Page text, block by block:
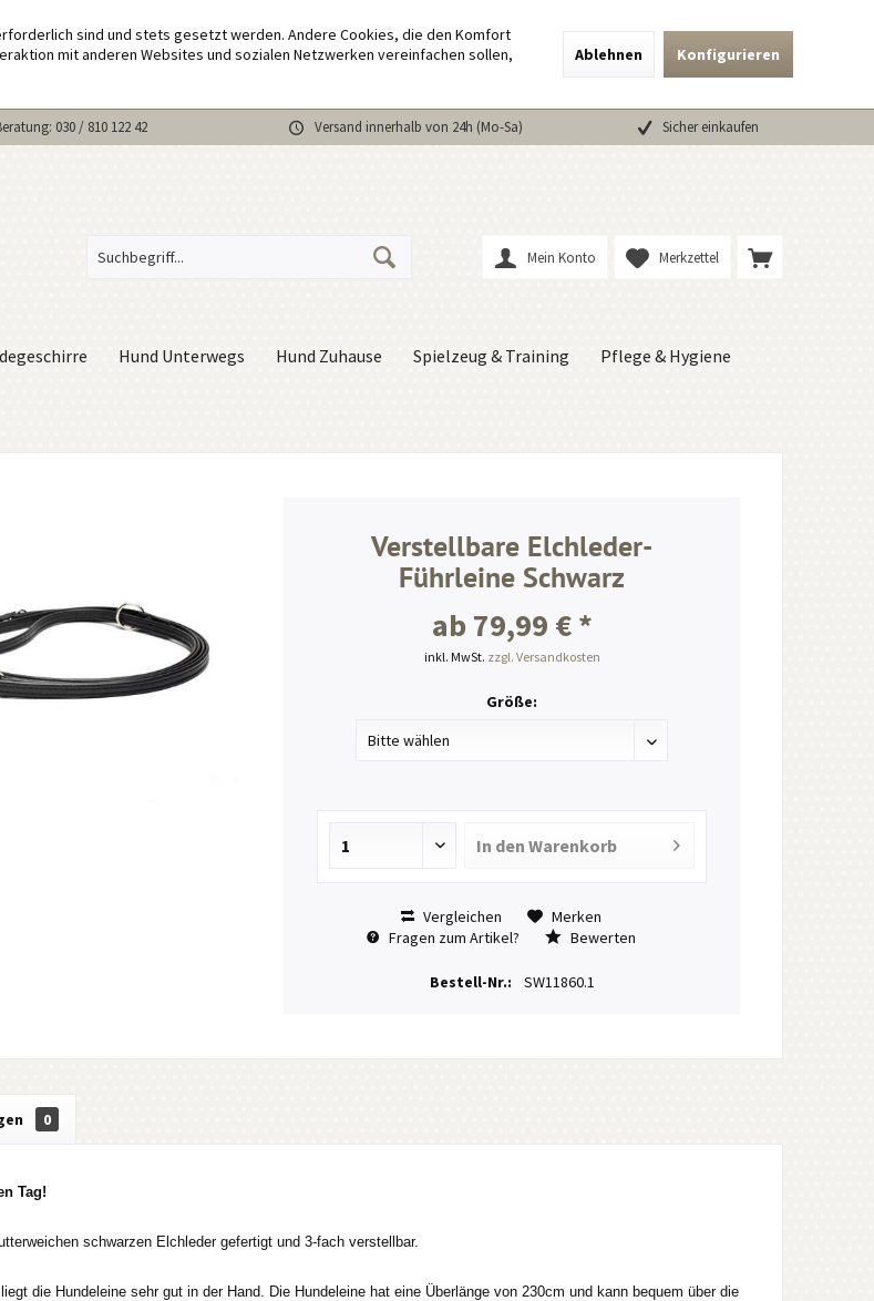
sind und stets gesetzt werden. Andere Cookies, die den Komfort
mit anderen Websites und sozialen Netzwerken vereinfachen sollen,
Ablehnen Konfigurieren
030 / 810 122 42 Versand innerhalb von 24h (Mo-Sa) Sicher einkaufen
Merkzettel
Mein Konto
Hund Unterwegs Hund Zuhause Spielzeug & Training Pflege & Hygiene
Verstellbare Elchleder-
Führleine Schwarz
ab 79,99 € *
inkl. MwSt. zzgl. Versandkosten
Größe:
In den Warenkorb
Vergleichen
Merken
Fragen zum Artikel?
Bewerten
Bestell-Nr.: SW11860.1
0
Tag!
schwarzen Elchleder gefertigt und 3-fach verstellbar.
die Hundeleine sehr gut in der Hand. Die Hundeleine hat eine Überlänge von 230cm und kann bequem über die